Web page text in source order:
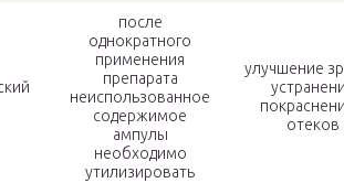
после
однократного
применения
препарата
неиспользованное
содержимое
ампулы
необходимо
утилизировать
улучшение
отеков